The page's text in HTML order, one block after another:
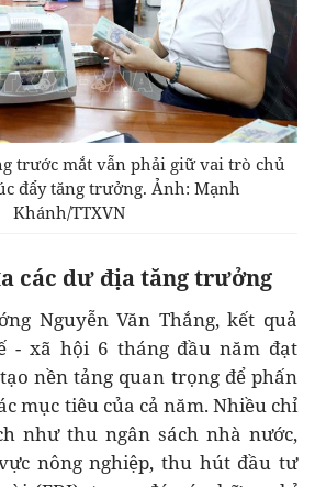
trước mắt vẫn phải giữ vai trò chủ
đẩy tăng trưởng. Ảnh: Mạnh
Khánh/TTXVN
các dư địa tăng trưởng
Nguyễn Văn Thắng, kết quả
- xã hội 6 tháng đầu năm đạt
nền tảng quan trọng để phấn
mục tiêu của cả năm. Nhiều chỉ
như thu ngân sách nhà nước,
nông nghiệp, thu hút đầu tư